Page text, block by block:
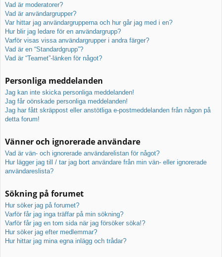
Vad är moderatorer?
Vad är användargrupper?
Var hittar jag användargrupperna och hur går jag med i en?
Hur blir jag ledare för en användargrupp?
Varför visas vissa användargrupper i andra färger?
Vad är en “Standardgrupp”?
Vad är “Teamet”-länken för något?
Personliga meddelanden
Jag kan inte skicka personliga meddelanden!
Jag får oönskade personliga meddelanden!
Jag har fått skräppost eller anstötliga e-postmeddelanden från någon på
detta forum!
Vänner och ignorerade användare
Vad är vän- och ignorerade användarelistan för något?
Hur lägger jag till / tar jag bort användare från min vän- eller ignorerade
användareslista?
Sökning på forumet
Hur söker jag på forumet?
Varför får jag inga träffar på min sökning?
Varför får jag en tom sida när jag försöker söka!?
Hur söker jag efter medlemmar?
Hur hittar jag mina egna inlägg och trådar?